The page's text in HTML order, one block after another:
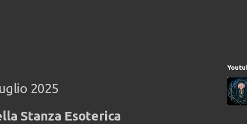
2025
Stanza Esoterica